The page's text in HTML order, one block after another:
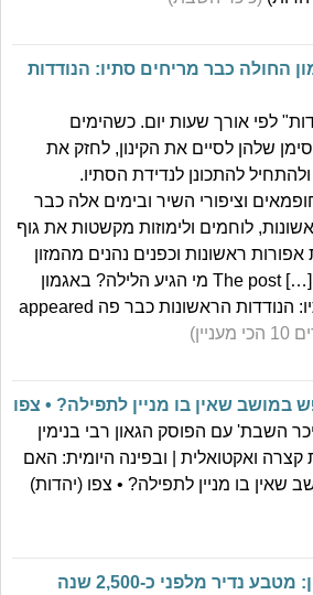
החולה כבר מריחים סתיו: הנודדות
לפי אורך שעות יום. כשהימים
שלהן לסיים את הקינון, לחזק את
להתכונן לנדידת הסתיו.
וציפורי השיר ובימים אלה כבר
לוחמים ולימוזות מקשטות את גוף
ראשונות וכפנים נהנים מהמזון
העשיר באגמון. במהלך […] The post מי הגיע הלילה? באגמון
החולה כבר מריחים סתיו: הנודדות הראשונות כבר פה appeared
במושב שאין בו מניין לתפילה? • צפו
ב'כיכר השבת' עם הפוסק הגאון רבי בנימין
קצרה ואקטואלית | ובפינה היומית: האם
שאין בו מניין לתפילה? • צפו (יהדות)
אורח מפתיע מקפריסין: מטבע נדיר מלפני כ-2,500 שנה